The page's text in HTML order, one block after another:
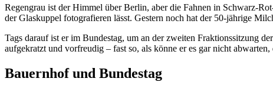
Regengrau ist der Himmel über Berlin, aber die Fahnen in Schwarz-
der Glaskuppel fotografieren lässt. Gestern noch hat der 50-jährige
Tags darauf ist er im Bundestag, um an der zweiten Fraktionssitzung
aufgekratzt und vorfreudig – fast so, als könne er es gar nicht
Bauernhof und Bundestag